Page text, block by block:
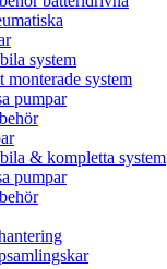
system
monterade system
pumpar
& kompletta system
pumpar